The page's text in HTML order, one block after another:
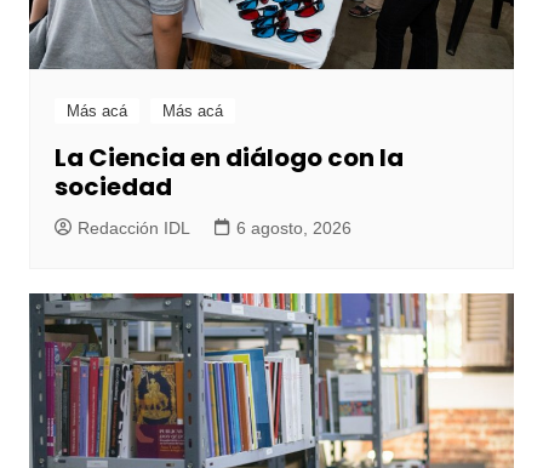
Más acá Más acá
La Ciencia en diálogo con la
sociedad
Redacción IDL 6 agosto, 2026